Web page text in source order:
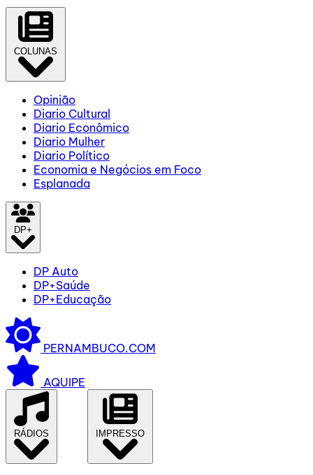
COLUNAS
Opinião
Diario Cultural
Diario Econômico
Diario Mulher
Diario Político
Economia e Negócios em Foco
Esplanada
DP+
DP Auto
DP+Saúde
DP+Educação
PERNAMBUCO.COM
AQUIPE
RÁDIOS IMPRESSO